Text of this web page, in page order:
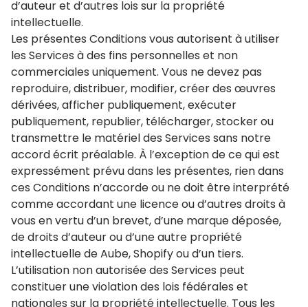
d’auteur et d’autres lois sur la propriété
intellectuelle.
Les présentes Conditions vous autorisent à utiliser
les Services à des fins personnelles et non
commerciales uniquement. Vous ne devez pas
reproduire, distribuer, modifier, créer des œuvres
dérivées, afficher publiquement, exécuter
publiquement, republier, télécharger, stocker ou
transmettre le matériel des Services sans notre
accord écrit préalable. À l’exception de ce qui est
expressément prévu dans les présentes, rien dans
ces Conditions n’accorde ou ne doit être interprété
comme accordant une licence ou d’autres droits à
vous en vertu d’un brevet, d’une marque déposée,
de droits d’auteur ou d’une autre propriété
intellectuelle de Aube, Shopify ou d’un tiers.
L’utilisation non autorisée des Services peut
constituer une violation des lois fédérales et
nationales sur la propriété intellectuelle. Tous les